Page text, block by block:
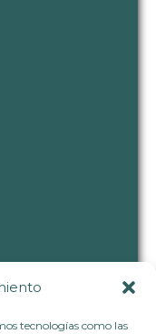
tecnologías como las